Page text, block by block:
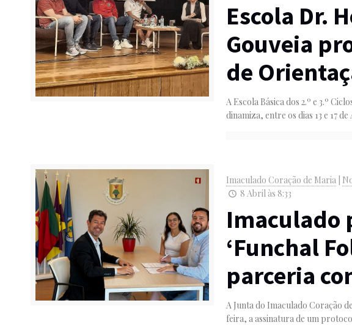
Escola Dr.
Gouveia
de
A Escola Básica dos 2.º e 3.º
dinamiza, entre os dias 13 e 17
Imaculado Coração de Maria
8 Abril às 8:33
Imaculado
‘Funchal
parceria
A Junta do Imaculado Coração
feira, a assinatura de um